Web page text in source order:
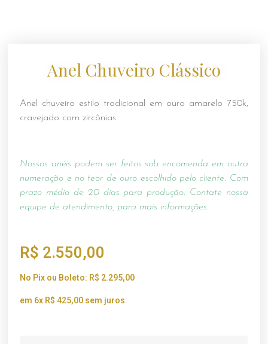
Anel Chuveiro Clássico
Anel chuveiro estilo tradicional em ouro amarelo 750k,
cravejado com zircônias
Nossos anéis podem ser feitos sob encomenda em outra
numeração e no teor de ouro escolhido pelo cliente. Com
prazo médio de 20 dias para produção. Contate nossa
equipe de atendimento, para mais informações.
R$ 2.550,00
No Pix ou Boleto: R$ 2.295,00
em 6x R$ 425,00 sem juros